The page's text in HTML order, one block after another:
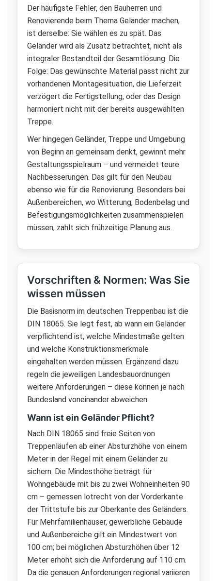
Der häufigste Fehler, den Bauherren und
Renovierende beim Thema Geländer machen,
ist derselbe: Sie wählen es zu spät. Das
Geländer wird als Zusatz betrachtet, nicht als
integraler Bestandteil der Gesamtlösung. Die
Folge: Das gewünschte Material passt nicht zur
vorhandenen Montagesituation, die Lieferzeit
verzögert die Fertigstellung, oder das Design
harmoniert nicht mit der bereits ausgewählten
Treppe.
Wer hingegen Geländer, Treppe und Umgebung
von Beginn an gemeinsam denkt, gewinnt mehr
Gestaltungsspielraum – und vermeidet teure
Nachbesserungen. Das gilt für den Neubau
ebenso wie für die Renovierung. Besonders bei
Außenbereichen, wo Witterung, Bodenbelag und
Befestigungsmöglichkeiten zusammenspielen
müssen, zahlt sich frühzeitige Planung aus.
Vorschriften & Normen: Was Sie
wissen müssen
Die Basisnorm im deutschen Treppenbau ist die
DIN 18065. Sie legt fest, ab wann ein Geländer
verpflichtend ist, welche Mindestmaße gelten
und welche Konstruktionsmerkmale
eingehalten werden müssen. Ergänzend dazu
regeln die jeweiligen Landesbauordnungen
weitere Anforderungen – diese können je nach
Bundesland voneinander abweichen.
Wann ist ein Geländer Pflicht?
Nach DIN 18065 sind freie Seiten von
Treppenläufen ab einer Absturzhöhe von einem
Meter in der Regel mit einem Geländer zu
sichern. Die Mindesthöhe beträgt für
Wohngebäude mit bis zu zwei Wohneinheiten 90
cm – gemessen lotrecht von der Vorderkante
der Trittstufe bis zur Oberkante des Geländers.
Für Mehrfamilienhäuser, gewerbliche Gebäude
und Außenbereiche gilt ein Mindestwert von
100 cm; bei möglichen Absturzhöhen über 12
Meter erhöht sich die Anforderung auf 110 cm.
Da die genauen Anforderungen regional variieren